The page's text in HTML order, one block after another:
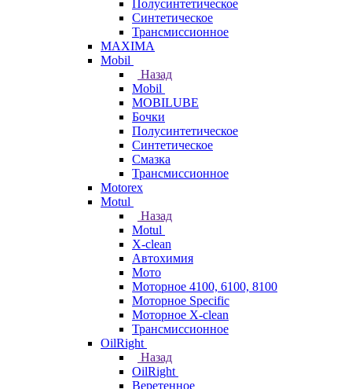
Полусинтетическое
Синтетическое
Трансмиссионное
MAXIMA
Mobil
Назад
Mobil
MOBILUBE
Бочки
Полусинтетическое
Синтетическое
Смазка
Трансмиссионное
Motorex
Motul
Назад
Motul
X-clean
Автохимия
Мото
Моторное 4100, 6100, 8100
Моторное Specific
Моторное X-clean
Трансмиссионное
OilRight
Назад
OilRight
Веретенное